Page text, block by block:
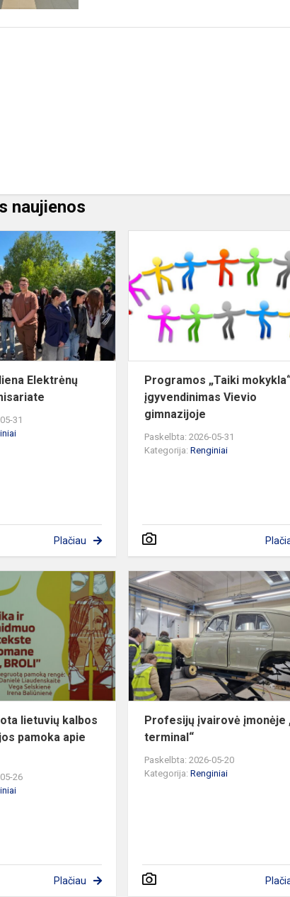
naujienos
Atvirų
durų
diena
Elektrėnų
policijos
komisariate
Elektrėnų
31
Plačiau
Programos „Taiki
įgyvendinimas Vievio
gimnazijoje
Paskelbta: 2026-05-31
Kategorija:Renginiai
Integruota
lietuvių
kalbos
psichologijos
pamok...
lietuvių kalbos
pamoka apie
26
Plačiau
Profesijų įvairovė įmonėje
terminal“
Paskelbta: 2026-05-20
Kategorija:Renginiai